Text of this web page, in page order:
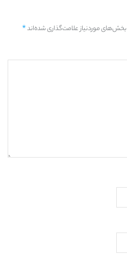
بخش‌های موردنیاز علامت‌گذاری شده‌اند*